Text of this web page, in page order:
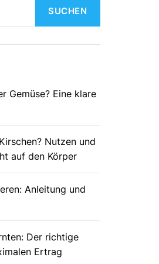
L
R
SUCHEN
Gemüse? Eine klare
Nutzen und
auf den Körper
Anleitung und
Der richtige
Ertrag